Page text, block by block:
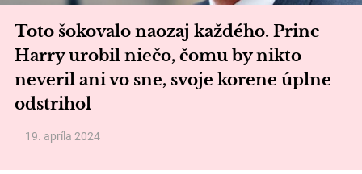
Toto šokovalo naozaj každého. Princ
Harry urobil niečo, čomu by nikto
neveril ani vo sne, svoje korene úplne
odstrihol
19. apríla 2024